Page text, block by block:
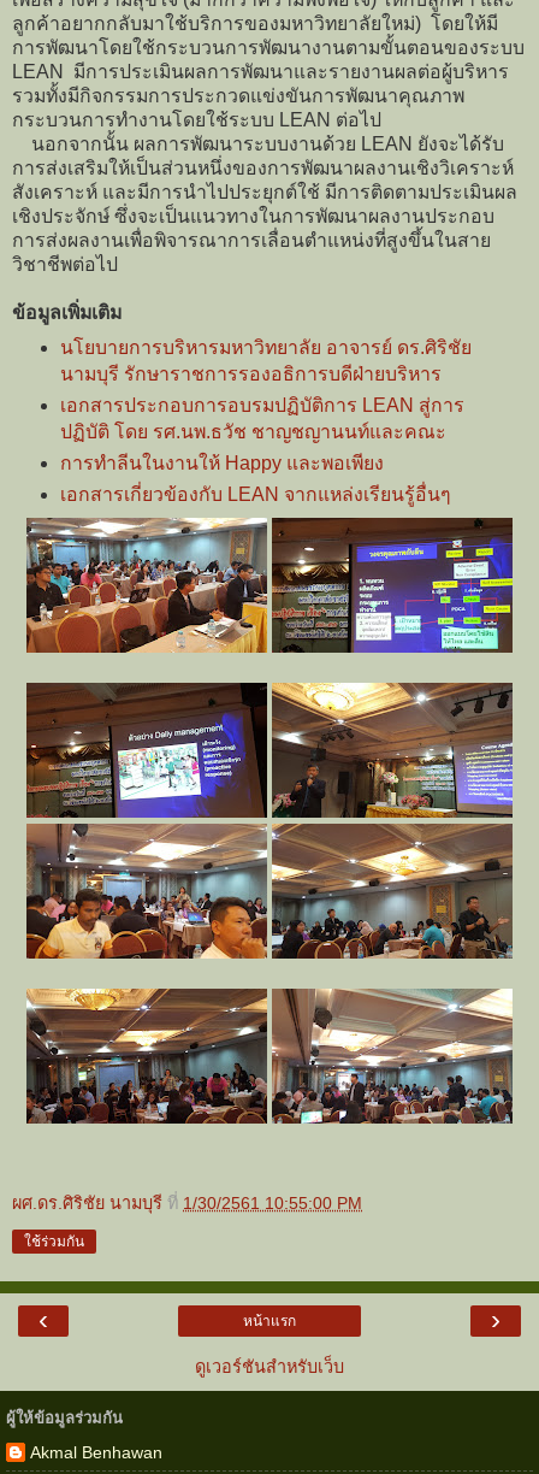
ลูกค้าอยากกลับมาใช้บริการของมหาวิทยาลัยใหม่) โดยให้มี
การพัฒนาโดยใช้กระบวนการพัฒนางานตามขั้นตอนของระบบ
LEAN มีการประเมินผลการพัฒนาและรายงานผลต่อผู้บริหาร
รวมทั้งมีกิจกรรมการประกวดแข่งขันการพัฒนาคุณภาพ
กระบวนการทำงานโดยใช้ระบบ LEAN ต่อไป
นอกจากนั้น ผลการพัฒนาระบบงานด้วย LEAN ยังจะได้รับ
การส่งเสริมให้เป็นส่วนหนึ่งของการพัฒนาผลงานเชิงวิเคราะห์
สังเคราะห์ และมีการนำไปประยุกต์ใช้ มีการติดตามประเมินผล
เชิงประจักษ์ ซึ่งจะเป็นแนวทางในการพัฒนาผลงานประกอบ
การส่งผลงานเพื่อพิจารณาการเลื่อนตำแหน่งที่สูงขึ้นในสาย
วิชาชีพต่อไป
ข้อมูลเพิ่มเติม
นโยบายการบริหารมหาวิทยาลัย อาจารย์ ดร.ศิริชัย
นามบุรี รักษาราชการรองอธิการบดีฝ่ายบริหาร
เอกสารประกอบการอบรมปฏิบัติการ LEAN สู่การ
ปฏิบัติ โดย รศ.นพ.ธวัช ชาญชญานนท์และคณะ
การทำลีนในงานให้ Happy และพอเพียง
เอกสารเกี่ยวข้องกับ LEAN จากแหล่งเรียนรู้อื่นๆ
ผศ.ดร.ศิริชัย นามบุรี ที่ 1/30/2561 10:55:00 PM
ใช้ร่วมกัน
‹ ›
หน้าแรก
ดูเวอร์ชันสำหรับเว็บ
ผู้ให้ข้อมูลร่วมกัน
Akmal Benhawan